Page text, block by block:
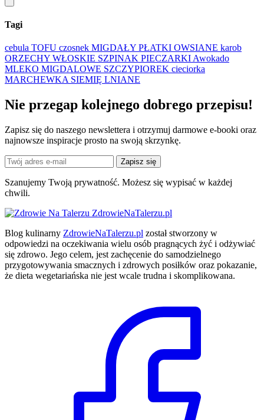
Tagi
cebula TOFU czosnek MIGDAŁY PŁATKI OWSIANE karob
ORZECHY WŁOSKIE SZPINAK PIECZARKI Awokado
MLEKO MIGDALOWE SZCZYPIOREK cieciorka
MARCHEWKA SIEMIĘ LNIANE
Nie przegap kolejnego dobrego przepisu!
Zapisz się do naszego newslettera i otrzymuj darmowe e-booki oraz
najnowsze inspiracje prosto na swoją skrzynkę.
Zapisz się
Szanujemy Twoją prywatność. Możesz się wypisać w każdej
chwili.
ZdrowieNaTalerzu.pl
Blog kulinarny ZdrowieNaTalerzu.pl został stworzony w
odpowiedzi na oczekiwania wielu osób pragnących żyć i odżywiać
się zdrowo. Jego celem, jest zachęcenie do samodzielnego
przygotowywania smacznych i zdrowych posiłków oraz pokazanie,
że dieta wegetariańska nie jest wcale trudna i skomplikowana.